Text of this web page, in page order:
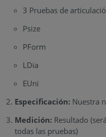
3 Pruebas de
Psize
PForm
LDia
EUni
Especificación:Nuestra
Medición: Resultado
todas las pruebas)